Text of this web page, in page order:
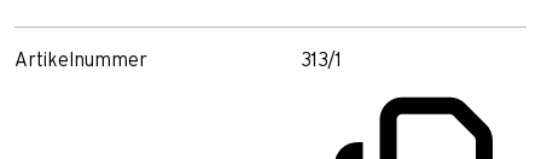
Artikelnummer 313/1